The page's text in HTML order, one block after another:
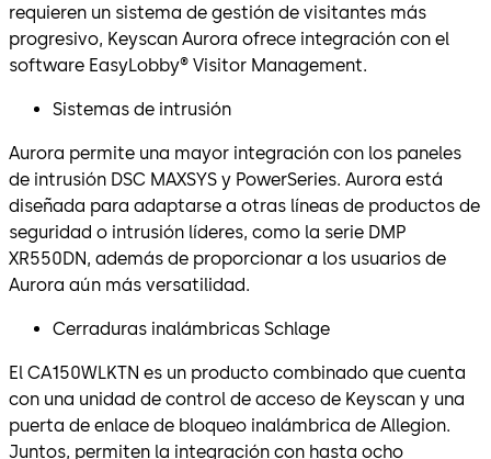
requieren un sistema de gestión de visitantes más
progresivo, Keyscan Aurora ofrece integración con el
software EasyLobby® Visitor Management.
Sistemas de intrusión
Aurora permite una mayor integración con los paneles
de intrusión DSC MAXSYS y PowerSeries. Aurora está
diseñada para adaptarse a otras líneas de productos de
seguridad o intrusión líderes, como la serie DMP
XR550DN, además de proporcionar a los usuarios de
Aurora aún más versatilidad.
Cerraduras inalámbricas Schlage
El CA150WLKTN es un producto combinado que cuenta
con una unidad de control de acceso de Keyscan y una
puerta de enlace de bloqueo inalámbrica de Allegion.
Juntos, permiten la integración con hasta ocho